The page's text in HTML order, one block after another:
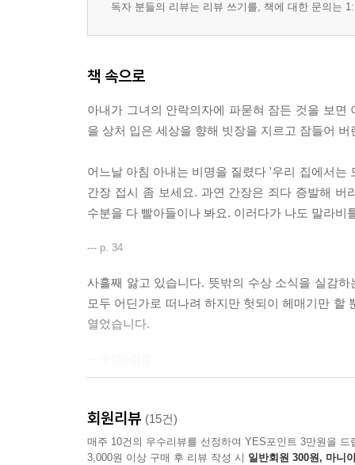
독자 분들의 리뷰는 리뷰 쓰기를, 책에 대한 문의는
책 속으로
아내가 그녀의 안락의자에 파묻혀 잠든 것을 보
을 상처 입은 세상을 향해 빗장을 지르고 잠들어
어느날 아침 아내는 비명을 질렸다 '우리 집에서
간장 접시 좀 보세요. 과연 간장은 죄다 증발해
수분을 다 빨아들이나 봐요. 이러다가 나도 말라
--- p. 34
사흘째 앓고 있습니다. 뜻밖의 수상 소식을 실감
모두 어딘가로 떠나려 하지만 헛되이 헤매기만 할
열었습니다.
시키지도 않았는데 텔레비젼이 때맞춰 궁금증을
하고 있다. 이런 제길, 나는 맥이 풀린다. 다짐하
만, 믿고 싶지 않은 일이지만, 그 노래는 내 이비에
회원리뷰 (15건)
매주 10건의 우수리뷰를 선정하여 YES포인트 3만원을 드
3,000원 이상 구매 후 리뷰 작성 시 일반회원 300원, 마니